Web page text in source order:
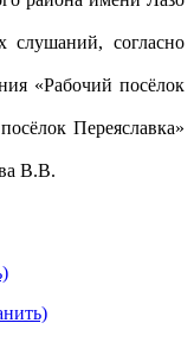
слушаний, согласно
«Рабочий посёлок
Переяславка»
В.В.